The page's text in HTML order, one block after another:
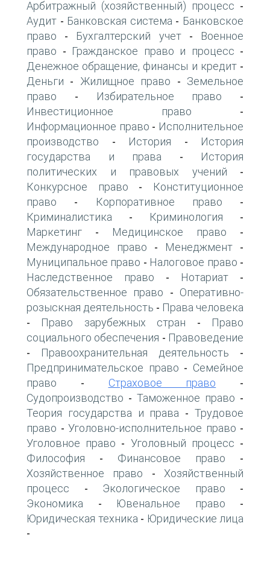
Арбитражный (хозяйственный) процесс -
Аудит - Банковская система - Банковское
право - Бухгалтерский учет-
Военное
право - Гражданское право и процесс -
Денежное обращение, финансы и кредит-
Деньги - Жилищное право - Земельное
право - Избирательное право -
Инвестиционное право -
Информационное право - Исполнительное
производство - История -
История
государства и права -
История
политических и правовых учений -
Конкурсное право -
Конституционное
право - Корпоративное право -
Криминалистика - Криминология -
Маркетинг - Медицинское право -
Международное право - Менеджмент -
Муниципальное право - Налоговое право -
Наследственное право - Нотариат -
Обязательственное право - Оперативно-
розыскная деятельность - Права человека
- Право зарубежных стран -
Право
социального обеспечения - Правоведение
- Правоохранительная деятельность -
Предпринимательское право - Семейное
право - Страховое право -
Судопроизводство - Таможенное право -
Теория государства и права -Трудовое
право - Уголовно-исполнительное право -
Уголовное право - Уголовный процесс -
Философия - Финансовое право -
Хозяйственное право - Хозяйственный
процесс - Экологическое право -
Экономика - Ювенальное право -
Юридическая техника - Юридические лица
-